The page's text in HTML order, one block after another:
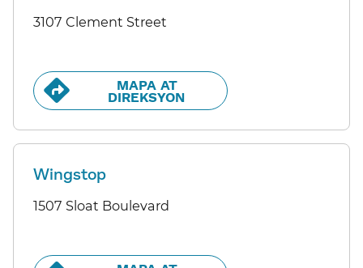
3107 Clement Street
MAPA AT
DIREKSYON​​
Wingstop
1507 Sloat Boulevard